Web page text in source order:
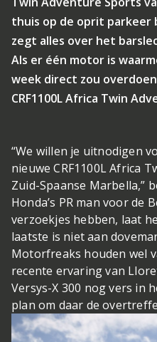
thuis op de oprit parkeer
zegt alles over het
Als er één motor is
week direct zou
CRF1100L Africa Twin
“We willen je uitnodigen
nieuwe CRF1100L Africa
Zuid-Spaanse Marbella,”
Honda’s PR man voor de
verzoekjes hebben, laat
laatste is niet aan
Motorfreaks houden wel
recente ervaring van
Versys-X 300 nog vers in
plan om daar de